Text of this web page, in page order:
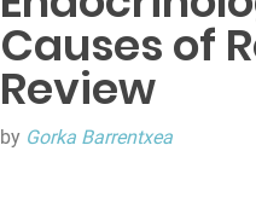
Causes of
Review
by Gorka Barrentxea